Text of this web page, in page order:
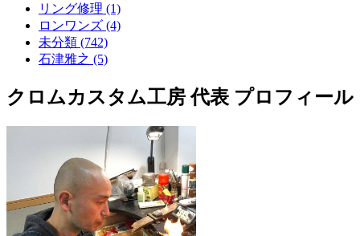
リング修理 (1)
ロンワンズ (4)
未分類 (742)
石津雅之 (5)
クロムカスタム工房 代表 プロフィール